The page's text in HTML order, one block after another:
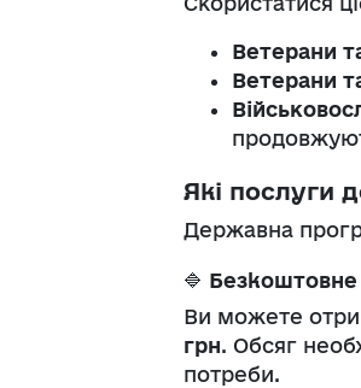
Ветерани
Ветерани
Які послуги
Державна
🔷 Безкоштовне
Ви можете
грн. Обсяг
потреби.